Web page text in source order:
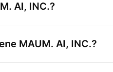
AI, INC.?
MAUM. AI, INC.?